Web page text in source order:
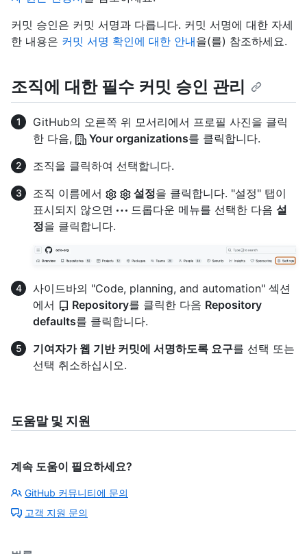
커밋 승인은 커밋 서명과 다릅니다. 커밋 서명에 대한 자세
한 내용은 커밋 서명 확인에 대한 안내을(를) 참조하세요.
조직에 대한 필수 커밋 승인 관리
GitHub의 오른쪽 위 모서리에서 프로필 사진을 클릭
한 다음,
Your organizations를 클릭합니다.
조직을 클릭하여 선택합니다.
조직 이름에서
설정을 클릭합니다. "설정" 탭이
표시되지 않으면
드롭다운 메뉴를 선택한 다음 설
정을 클릭합니다.
사이드바의 "Code, planning, and automation" 섹션
에서
Repository를 클릭한 다음 Repository
defaults를 클릭합니다.
기여자가 웹 기반 커밋에 서명하도록 요구를 선택 또는
선택 취소하십시오.
도움말 및 지원
계속 도움이 필요하세요?
GitHub 커뮤니티에 문의
고객 지원 문의